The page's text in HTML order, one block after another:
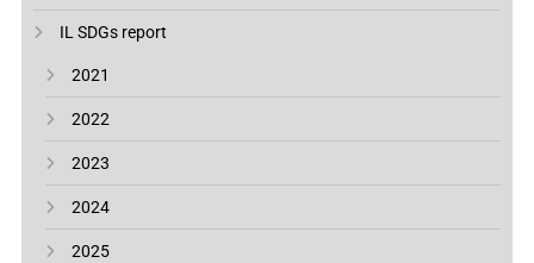
IL SDGs report
2021
2022
2023
2024
2025